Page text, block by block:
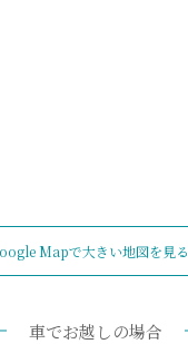
Mapで大きい地図を見る
車でお越しの場合